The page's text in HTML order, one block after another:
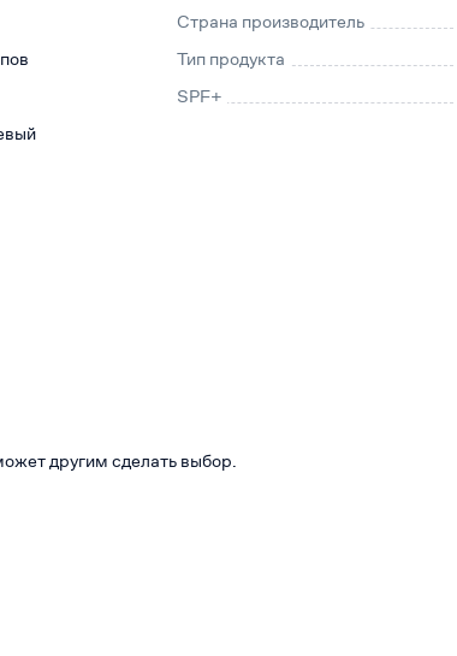
Страна производитель
Тип продукта
SPF+
другим сделать выбор.